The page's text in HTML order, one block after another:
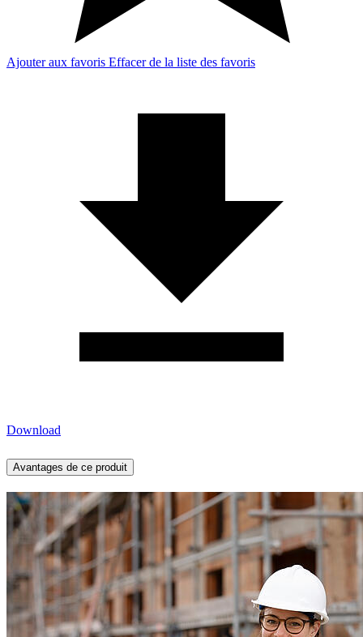
Ajouter aux favoris Effacer de la liste des favoris
Download
Avantages de ce produit